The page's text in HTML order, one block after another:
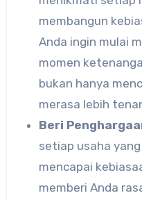
membangun
Anda ingin mulai
momen
bukan hanya
merasa lebih
Beri
setiap usaha
mencapai
memberi Anda